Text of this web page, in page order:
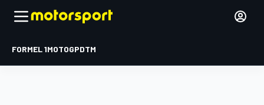
FORMEL 1MOTOGPDTM